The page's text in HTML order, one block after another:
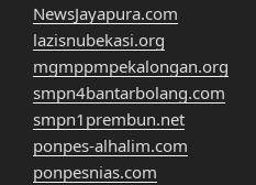
NewsJayapura.com
lazisnubekasi.org
mgmppmpekalongan.org
smpn4bantarbolang.com
smpn1prembun.net
ponpes-alhalim.com
ponpesnias.com